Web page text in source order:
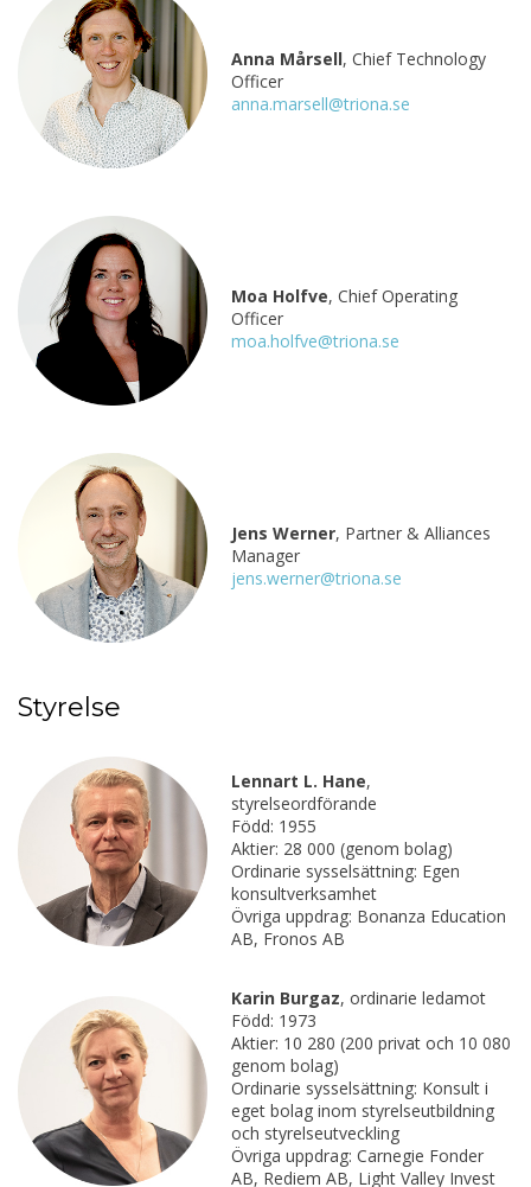
Anna Mårsell, Chief Technology
Officer
anna.marsell@triona.se
Moa Holfve, Chief Operating
Officer
moa.holfve@triona.se
Jens Werner, Partner & Alliances
Manager
jens.werner@triona.se
Styrelse
Lennart L. Hane,
styrelseordförande
Född: 1955
Aktier: 28 000 (genom bolag)
Ordinarie sysselsättning: Egen
konsultverksamhet
Övriga uppdrag: Bonanza Education
AB, Fronos AB
Karin Burgaz, ordinarie ledamot
Född: 1973
Aktier: 10 280 (200 privat och 10 080
genom bolag)
Ordinarie sysselsättning: Konsult i
eget bolag inom styrelseutbildning
och styrelseutveckling
Övriga uppdrag: Carnegie Fonder
AB, Rediem AB, Light Valley Invest